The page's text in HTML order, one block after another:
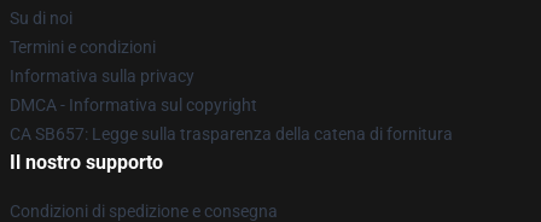
Su di noi
Termini e condizioni
Informativa sulla privacy
DMCA - Informativa sul copyright
CA SB657: Legge sulla trasparenza della catena di fornitura
Il nostro supporto
Condizioni di spedizione e consegna